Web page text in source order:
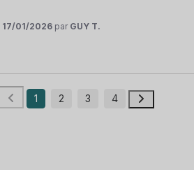
17/01/2026 par GUY T.
1 2 3 4